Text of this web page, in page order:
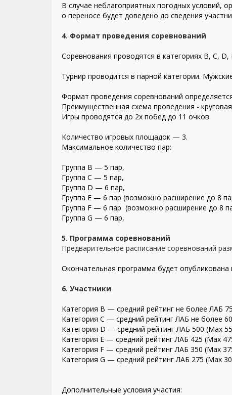
В случае неблагоприятных погодных условий,
о переносе будет доведено до сведения
4. Формат проведения соревнований
Соревнования проводятся в категориях B, C, D,
Турнир проводится в парной категории.
Формат проведения соревнований
Преимущественная схема проведения -
Игры проводятся до 2х побед до 11 очков.
Количество игровых площадок — 3.
Максимальное количество пар:
Группа B — 5 пар,
Группа C — 5 пар,
Группа D — 6 пар,
Группа E — 6 пар (возможно расширение до 8
Группа F — 6 пар (возможно расширение до 8
Группа G — 6 пар,
5. Программа соревнований
Предварительное расписание соревнований
Окончательная программа будет
6. Участники
Категория B — средний рейтинг не более ЛАБ
Категория С — средний рейтинг ЛАБ не более
Категория D — средний рейтинг ЛАБ 500 (Max
Категория E — средний рейтинг ЛАБ 425 (Max
Категория F — средний рейтинг ЛАБ 350 (Max
Категория G — средний рейтинг ЛАБ 275 (Max
Дополнительные условия участия: